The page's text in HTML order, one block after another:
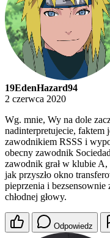
19EdenHazard94
2 czerwca 2020
Wg. mnie, Wy na dole
nadinterpretujecie, faktem
zawodnikiem RSSS i
obecny zawodnik
zawodnik grał w klubie A,
jak przyszło okno
pieprzenia i
chłodnej głowy.
Odpowiedz